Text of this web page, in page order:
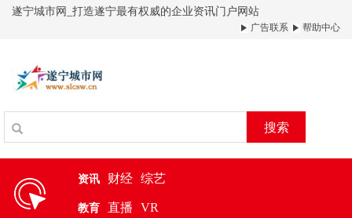
遂宁城市网_打造遂宁最有权威的企业资讯门户网站
广告联系 帮助中心
搜索
资讯 财经 综艺
教育 直播 VR